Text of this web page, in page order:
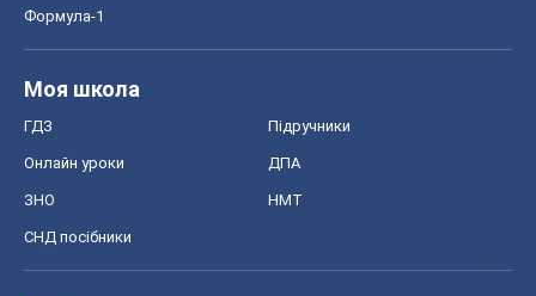
Формула-1
Моя школа
ГДЗ Підручники
Онлайн уроки ДПА
ЗНО НМТ
СНД посібники